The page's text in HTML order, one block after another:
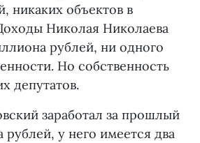
никаких объектов в
Николая Николаева
рублей, ни одного
Но собственность
депутатов.
заработал за прошлый
у него имеется два